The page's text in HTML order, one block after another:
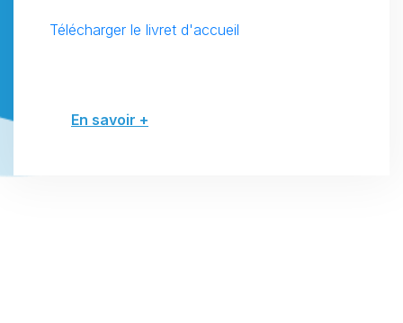
Télécharger le livret d'accueil
En savoir +